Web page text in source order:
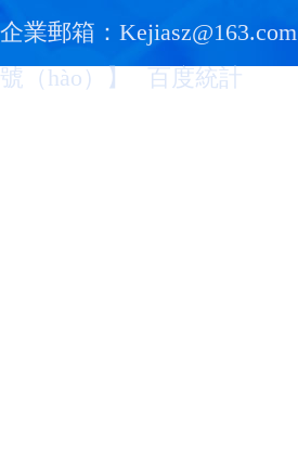
企業郵箱：Kejiasz@163.com
號（hào）
】 百度統計